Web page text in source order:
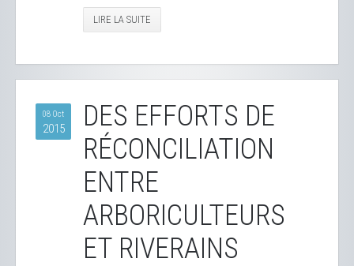
LIRE LA SUITE
08 Oct
2015
DES EFFORTS DE
RÉCONCILIATION
ENTRE
ARBORICULTEURS
ET RIVERAINS